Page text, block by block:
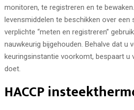
monitoren, te registreren en te
levensmiddelen te beschikken over
verplichte “meten en registreren”
nauwkeurig bijgehouden. Behalve dat u
keuringsinstantie voorkomt, bespaart u
doet.
HACCP